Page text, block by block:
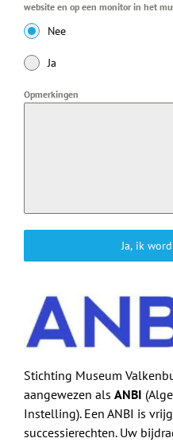
website en op een monitor in het
Nee
Ja
Opmerkingen
Ja, ik
Stichting Museum
aangewezen als ANBI
Instelling). Een ANBI is
successierechten. Uw